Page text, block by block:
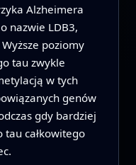
Alzheimera
nazwie LDB3,
poziomy
tau zwykle
w tych
genów
gdy bardziej
tau całkowitego